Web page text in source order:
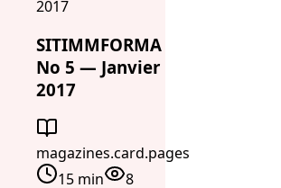
2017
SITIMMFORMA
No 5 — Janvier
2017
magazines.card.pages
15 min
8